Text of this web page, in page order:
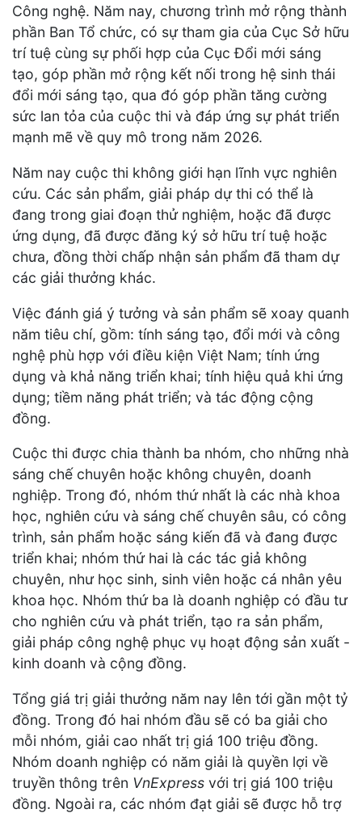
Công nghệ. Năm nay, chương trình mở rộng thành
phần Ban Tổ chức, có sự tham gia của Cục Sở hữu
trí tuệ cùng sự phối hợp của Cục Đổi mới sáng
tạo, góp phần mở rộng kết nối trong hệ sinh thái
đổi mới sáng tạo, qua đó góp phần tăng cường
sức lan tỏa của cuộc thi và đáp ứng sự phát triển
mạnh mẽ về quy mô trong năm 2026.
Năm nay cuộc thi không giới hạn lĩnh vực nghiên
cứu. Các sản phẩm, giải pháp dự thi có thể là
đang trong giai đoạn thử nghiệm, hoặc đã được
ứng dụng, đã được đăng ký sở hữu trí tuệ hoặc
chưa, đồng thời chấp nhận sản phẩm đã tham dự
các giải thưởng khác.
Việc đánh giá ý tưởng và sản phẩm sẽ xoay quanh
năm tiêu chí, gồm: tính sáng tạo, đổi mới và công
nghệ phù hợp với điều kiện Việt Nam; tính ứng
dụng và khả năng triển khai; tính hiệu quả khi ứng
dụng; tiềm năng phát triển; và tác động cộng
đồng.
Cuộc thi được chia thành ba nhóm, cho những nhà
sáng chế chuyên hoặc không chuyên, doanh
nghiệp. Trong đó, nhóm thứ nhất là các nhà khoa
học, nghiên cứu và sáng chế chuyên sâu, có công
trình, sản phẩm hoặc sáng kiến đã và đang được
triển khai; nhóm thứ hai là các tác giả không
chuyên, như học sinh, sinh viên hoặc cá nhân yêu
khoa học. Nhóm thứ ba là doanh nghiệp có đầu tư
cho nghiên cứu và phát triển, tạo ra sản phẩm,
giải pháp công nghệ phục vụ hoạt động sản xuất -
kinh doanh và cộng đồng.
Tổng giá trị giải thưởng năm nay lên tới gần một tỷ
đồng. Trong đó hai nhóm đầu sẽ có ba giải cho
mỗi nhóm, giải cao nhất trị giá 100 triệu đồng.
Nhóm doanh nghiệp có năm giải là quyền lợi về
truyền thông trên VnExpress với trị giá 100 triệu
đồng. Ngoài ra, các nhóm đạt giải sẽ được hỗ trợ